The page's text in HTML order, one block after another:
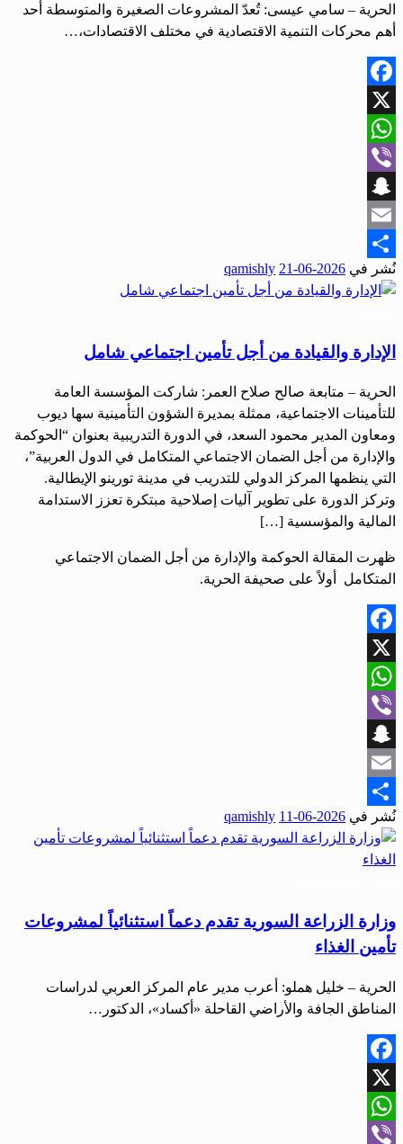
الحرية – سامي عيسى: تُعدّ المشروعات الصغيرة والمتوسطة أحد
أهم محركات التنمية الاقتصادية في مختلف الاقتصادات،…
Facebook
X
WhatsApp
Viber
Snapchat
Email
Share
نُشر في 2026-06-21
qamishly
الإدارة والقيادة من أجل تأمين اجتماعي شامل
الحرية – متابعة صالح صلاح العمر: شاركت المؤسسة العامة
للتأمينات الاجتماعية، ممثلة بمديرة الشؤون التأمينية سها ديوب
ومعاون المدير محمود السعد، في الدورة التدريبية بعنوان “الحوكمة
والإدارة من أجل الضمان الاجتماعي المتكامل في الدول العربية”،
التي ينظمها المركز الدولي للتدريب في مدينة تورينو الإيطالية.
وتركز الدورة على تطوير آليات إصلاحية مبتكرة تعزز الاستدامة
المالية والمؤسسية […]
ظهرت المقالة الحوكمة والإدارة من أجل الضمان الاجتماعي
المتكامل أولاً على صحيفة الحرية.
Facebook
X
WhatsApp
Viber
Snapchat
Email
Share
نُشر في 2026-06-11
qamishly
وزارة الزراعة السورية تقدم دعماً استثنائياً لمشروعات
تأمين الغذاء
الحرية – خليل هملو: أعرب مدير عام المركز العربي لدراسات
المناطق الجافة والأراضي القاحلة «أكساد»، الدكتور…
Facebook
X
WhatsApp